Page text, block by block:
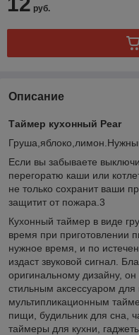
руб.
Описание
Таймер кухонный Pear
Если вы забываете
перегоратю каши или
не только сохранит ваши
защитит от пожара.3
Кухонный таймер в виде
время при приготовлении
нужное время, и по
издаст звуковой сигнал.
оригинальному дизайну,
стильным аксессуаром
мультипликационным
пищи, будильник для сна,
таймеры для кухни,